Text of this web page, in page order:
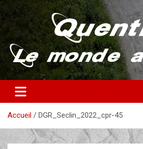
Aller
au
contenu
Quentin – Le
Partez à la découverte du monde en
Accueil DGR_Seclin_2022_cpr-45